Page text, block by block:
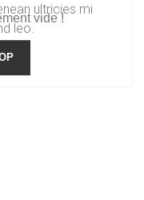
ultricies mi
leo.
vide !